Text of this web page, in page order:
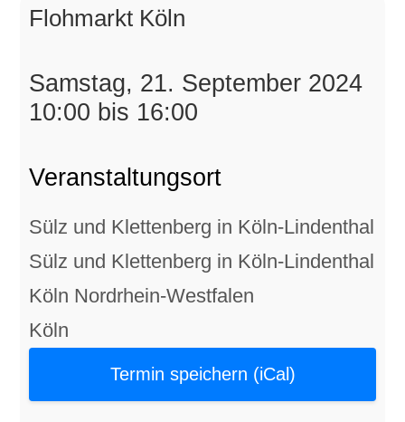
Flohmarkt Köln
Samstag, 21. September 2024
10:00 bis 16:00
Veranstaltungsort
Sülz und Klettenberg in Köln-Lindenthal
Sülz und Klettenberg in Köln-Lindenthal
Köln Nordrhein-Westfalen
Köln
Termin speichern (iCal)